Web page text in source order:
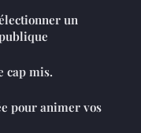
un
cap mis.
pour animer vos